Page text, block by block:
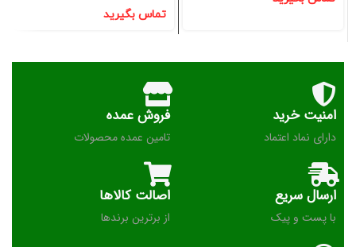
تماس بگیرید
امنیت خرید
دارای نماد اعتماد
فروش عمده
تامین عمده محصولات
ارسال سریع
با پست و پیک
اصالت کالاها
از برترین برندها